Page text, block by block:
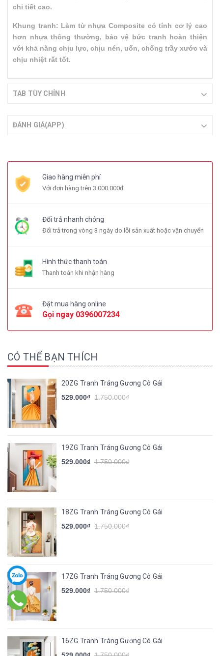
chi tiết cao.
Khung tranh: Làm từ nhựa Composite có tính cơ lý cao
hơn nhựa thông thường, bảo vệ bức tranh hoàn thiện
với khả năng chịu lực, chịu nén, uốn, chống trầy xước và
chịu nhiệt rất tốt.
TAB TÙY CHỈNH
ĐÁNH GIÁ(APP)
Giao hàng miễn phí
Với đơn hàng trên 3.000.000đ
Đổi trả nhanh chóng
Đổi trả trong vòng 3 ngày do lỗi sản xuất hoặc vận chuyển
Hình thức thanh toán
Thanh toán khi nhận hàng
Đặt mua hàng online
Gọi ngay 0396007234
CÓ THỂ BẠN THÍCH
20ZG Tranh Tráng Gương Cô Gái
529.000₫ 1.750.000₫
19ZG Tranh Tráng Gương Cô Gái
529.000₫ 1.750.000₫
18ZG Tranh Tráng Gương Cô Gái
529.000₫ 1.750.000₫
17ZG Tranh Tráng Gương Cô Gái
529.000₫ 1.750.000₫
16ZG Tranh Tráng Gương Cô Gái